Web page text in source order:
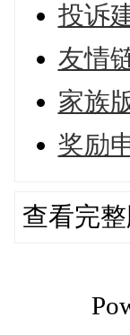
投诉
友情
家族
奖励
查看完